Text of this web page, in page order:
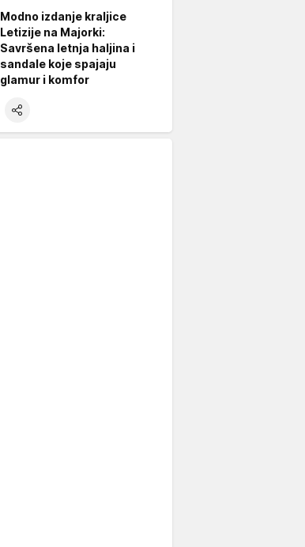
Modno izdanje kraljice
Letizije na Majorki:
Savršena letnja haljina i
sandale koje spajaju
glamur i komfor